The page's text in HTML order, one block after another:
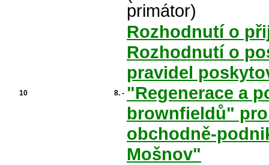
primátor)
10 8. -
Rozhodnutí o
Rozhodnutí o
pravidel
"Regenerace a
brownfieldů"
obchodně-
Mošnov"